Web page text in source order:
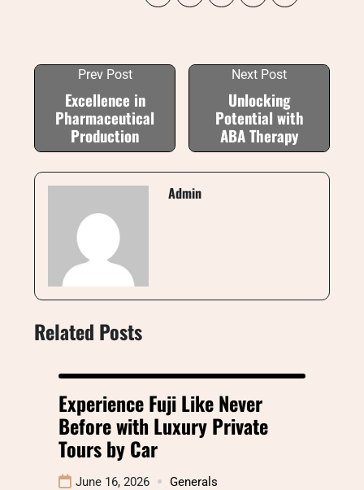
Prev Post
Excellence in
Pharmaceutical
Production
Next Post
Unlocking
Potential with
ABA Therapy
Admin
Related Posts
Experience Fuji Like Never
Before with Luxury Private
Tours by Car
June 16, 2026 Generals